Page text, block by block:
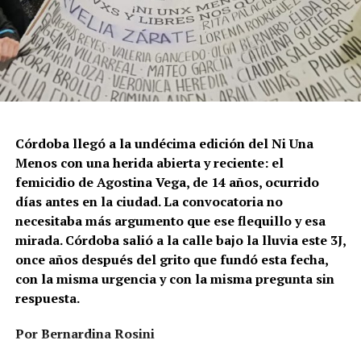
Córdoba llegó a la undécima edición del Ni Una
Menos con una herida abierta y reciente: el
femicidio de Agostina Vega, de 14 años, ocurrido
días antes en la ciudad. La convocatoria no
necesitaba más argumento que ese flequillo y esa
mirada. Córdoba salió a la calle bajo la lluvia este 3J,
once años después del grito que fundó esta fecha,
con la misma urgencia y con la misma pregunta sin
respuesta.
Por Bernardina Rosini